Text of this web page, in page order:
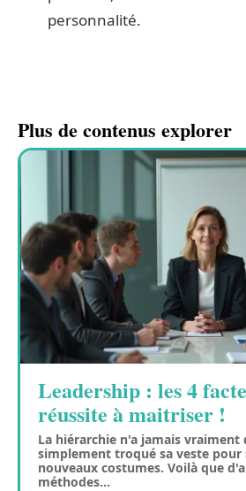
personnalité.
Plus de contenus explorer
Leadership : les 4
réussite à maitriser !
La hiérarchie n'a jamais vraiment
simplement troqué sa veste pour
nouveaux costumes. Voilà que
méthodes…